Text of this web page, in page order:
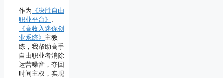
作为 《决胜自由
职业平台》 、
《高收入迷你创
业系统》 主教
练，我帮助高手
自由职业者消除
运营噪音，夺回
时间主权，实现